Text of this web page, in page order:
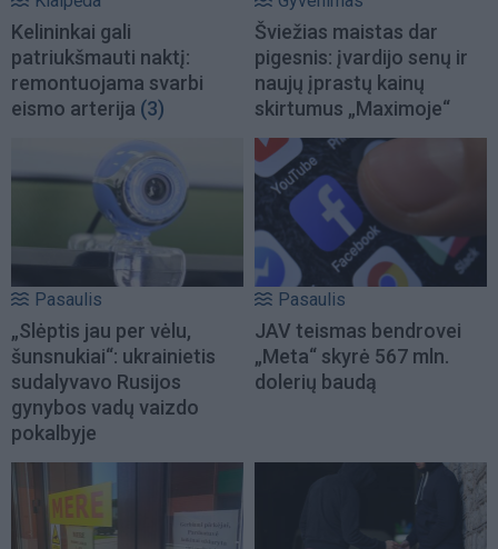
Kelininkai gali
patriukšmauti naktį:
remontuojama svarbi
eismo arterija (3)
Šviežias maistas dar
pigesnis: įvardijo senų ir
naujų įprastų kainų
skirtumus „Maximoje“
Pasaulis
„Slėptis jau per vėlu,
šunsnukiai“: ukrainietis
sudalyvavo Rusijos
gynybos vadų vaizdo
pokalbyje
Pasaulis
JAV teismas bendrovei
„Meta“ skyrė 567 mln.
dolerių baudą